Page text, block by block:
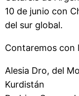
10 de junio con
del sur global.
Contaremos con
Alesia Dro, del
Kurdistán